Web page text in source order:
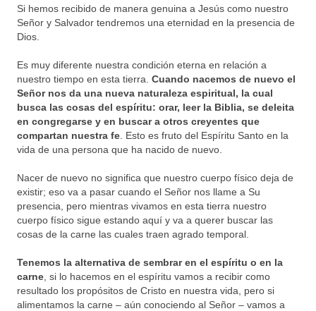
Si hemos recibido de manera genuina a Jesús como nuestro
Señor y Salvador tendremos una eternidad en la presencia de
Dios.
Es muy diferente nuestra condición eterna en relación a
nuestro tiempo en esta tierra.Cuando nacemos de nuevo el
Señor nos da una nueva naturaleza espiritual, la cual
busca las cosas del espíritu: orar, leer la Biblia, se deleita
en congregarse y en buscar a otros creyentes que
compartan nuestra fe . Esto es fruto del Espíritu Santo en la
vida de una persona que ha nacido de nuevo.
Nacer de nuevo no significa que nuestro cuerpo físico deja de
existir; eso va a pasar cuando el Señor nos llame a Su
presencia, pero mientras vivamos en esta tierra nuestro
cuerpo físico sigue estando aquí y va a querer buscar las
cosas de la carne las cuales traen agrado temporal.
Tenemos la alternativa de sembrar en el espíritu o en la
carne , si lo hacemos en el espíritu vamos a recibir como
resultado los propósitos de Cristo en nuestra vida, pero si
alimentamos la carne – aún conociendo al Señor – vamos a